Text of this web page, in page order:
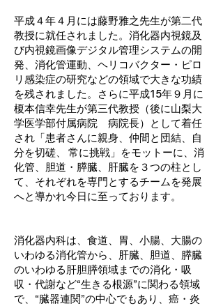
平成４年４月には藤野雅之先生が第二代
教授に就任されました。消化器内視鏡及
び内視鏡画像デジタル管理システムの開
発、消化管運動、ヘリコバクター・ピロ
リ感染症の研究などの領域で大きな功績
を残されました。さらに平成15年９月に
榎本信幸先生が第三代教授（後に山梨大
学医学部付属病院 病院長）として着任
され「患者さんに親身、仲間と団結、自
分を切磋、 常に挑戦」をモットーに、消
化管、胆道・膵臓、肝臓を３つの柱とし
て、それぞれを専門とするチームを発展
へと導かれ今日に至っております。
消化器内科は、食道、胃、小腸、大腸の
いわゆる消化管から、肝臓、胆道、膵臓
のいわゆる肝胆膵領域までの消化・吸
収・代謝など“生きる根源”に関わる領域
で、“臓器連関”の中心でもあり、癌・炎